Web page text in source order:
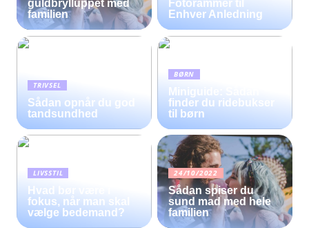
guldbrylluppet med
familien
Fotorammer til
Enhver Anledning
TRIVSEL
Sådan opnår du god
tandsundhed
BØRN
Miniguide: Sådan
finder du ridebukser
til børn
LIVSSTIL
Hvad bør være i
fokus, når man skal
vælge bedemand?
24/10/2022
Sådan spiser du
sund mad med hele
familien